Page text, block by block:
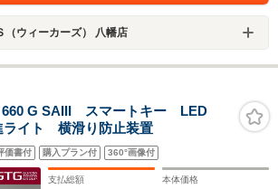
（ウィーカーズ） 八幡店
660 G SAIII スマートキー LED
イト 横滑り防止装置
価書付 購入プラン付 360°画像付
支払総額 本体価格